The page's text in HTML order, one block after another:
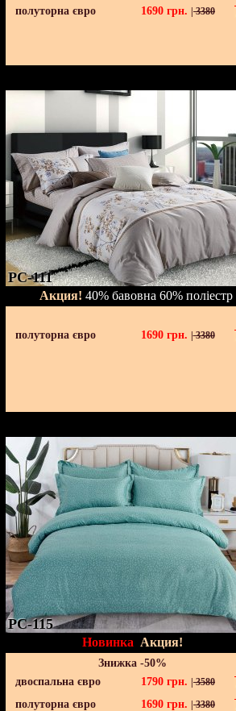
полуторна євро 1690 грн. 3380
PC-111
Акция! 40% бавовна 60% поліестр
полуторна євро 1690 грн. |3380
PC-115
Новинка Акция!
Знижка -50%
двоспальна євро
1790 грн. 3580
полуторна євро 1690 грн. 3380